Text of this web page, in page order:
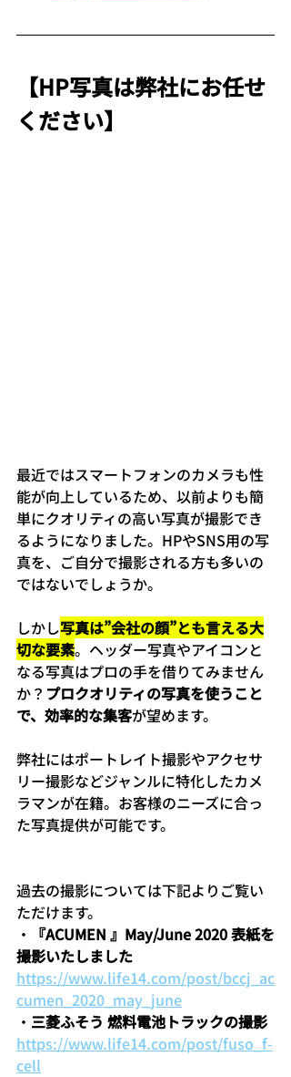
【HP写真は弊社にお任せ
ください】
最近ではスマートフォンのカメラも性
能が向上しているため、以前よりも簡
単にクオリティの高い写真が撮影でき
るようになりました。HPやSNS用の写
真を、ご自分で撮影される方も多いの
ではないでしょうか。
しかし写真は”会社の顔”とも言える大
切な要素。ヘッダー写真やアイコンと
なる写真はプロの手を借りてみません
か？ プロクオリティの写真を使うこと
で、効率的な集客が望めます。
弊社にはポートレイト撮影やアクセサ
リー撮影などジャンルに特化したカメ
ラマンが在籍。お客様のニーズに合っ
た写真提供が可能です。
過去の撮影については下記よりご覧い
ただけます。
・
『ACUMEN 』May/June 2020 表紙を
撮影いたしました
https://www.life14.com/post/bccj_ac
cumen_2020_may_june
・ 三菱ふそう 燃料電池トラックの撮影
https://www.life14.com/post/fuso_f-
cell